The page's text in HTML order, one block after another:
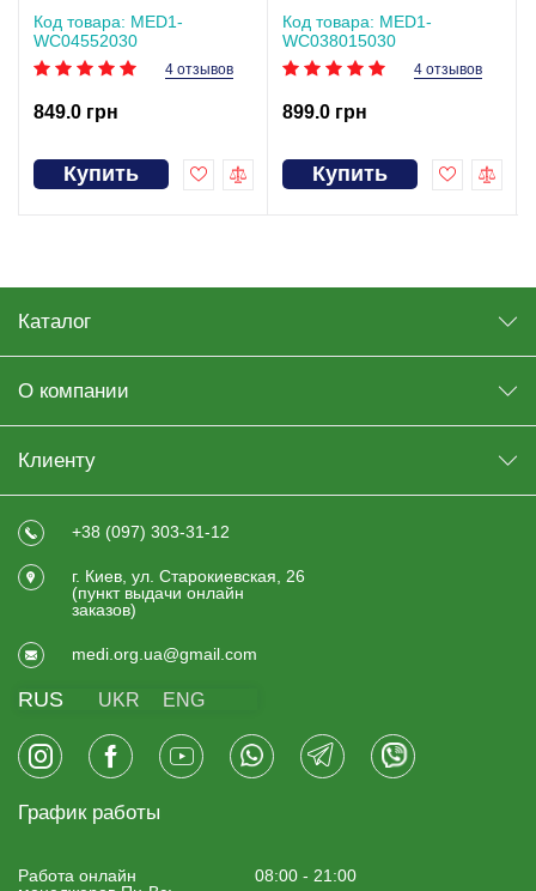
(30 шт в упаковке)
Код товара: MED1-
WC04552030
4 отзывов
849.0 грн
Купить
80×150 см (30 шт в
упаковке)
Код товара: MED1-
WC038015030
4 отзывов
899.0 грн
Купить
Каталог
О компании
Клиенту
+38 (097) 303-31-12
г. Киев, ул. Старокиевская, 26
(пункт выдачи онлайн
заказов)
medi.org.ua@gmail.com
RUS UKR ENG
График работы
Работа онлайн
08:00 - 21:00